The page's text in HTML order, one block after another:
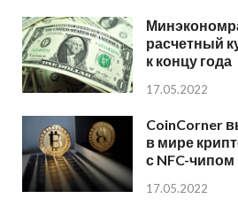
расчетный
к концу года
17.05.2022
CoinCorner
в мире
с NFC-чипом
17.05.2022